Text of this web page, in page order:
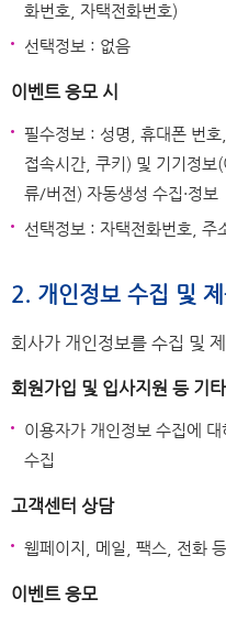
화번호, 자택전화번호)
선택정보 : 없음
이벤트 응모 시
필수정보 : 성명, 휴대폰 번
접속시간, 쿠키) 및 기기정보
류/버전) 자동생성 수집·정보
선택정보 : 자택전화번호, 주
2. 개인정보 수집 및
회사가 개인정보를 수집 및
회원가입 및 입사지원 등 기
이용자가 개인정보 수집에
수집
고객센터 상담
웹페이지, 메일, 팩스, 전화
이벤트 응모